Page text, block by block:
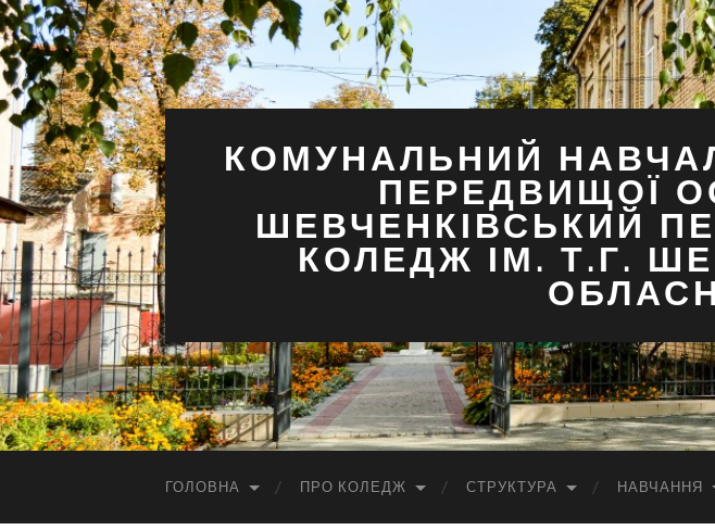
КОМУНАЛЬНИЙ
ПЕРЕДВИЩОЇ
ШЕВЧЕНКІВСЬКИЙ
КОЛЕДЖ ІМ. Т.Г.
ГОЛОВНА ПРО КОЛЕДЖ СТРУКТУРА НАВЧАННЯ